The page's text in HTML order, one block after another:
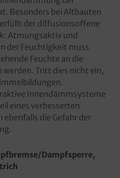
Besonders bei Altbauten
der diffusionsoffene
Atmungsaktiv und
der Feuchtigkeit muss
Feuchte an die
Tritt dies nicht ein,
Innendämmsysteme
eines verbesserten
die Gefahr der
Dampfsperre,